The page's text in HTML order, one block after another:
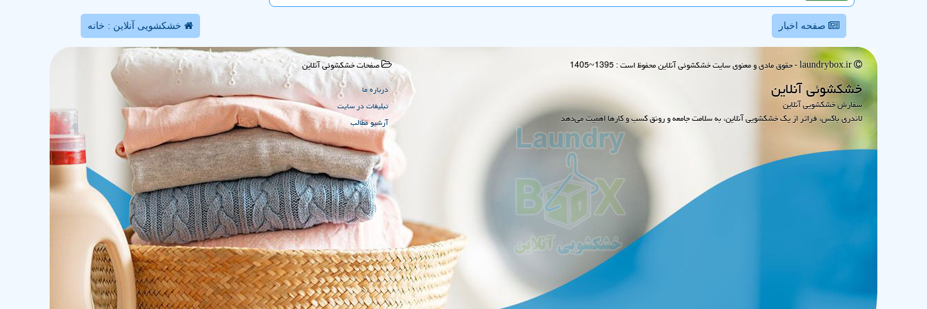
صفحه اخبار خشکشویی آنلاین : خانه
laundrybox.ir - حقوق مادی و معنوی سایت خشكشوئی آنلاین محفوظ است : 1395~1405
خشكشوئی آنلاین
سفارش خشکشویی آنلاین
لاندری باکس، فراتر از یک خشکشویی آنلاین، به سلامت جامعه و رونق کسب و کارها اهمیت می‌دهد
صفحات خشكشوئی آنلاین
درباره ما
تبلیغات در سایت
آرشیو مطالب